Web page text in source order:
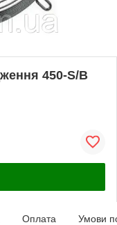
450-S/B
Оплата Умови